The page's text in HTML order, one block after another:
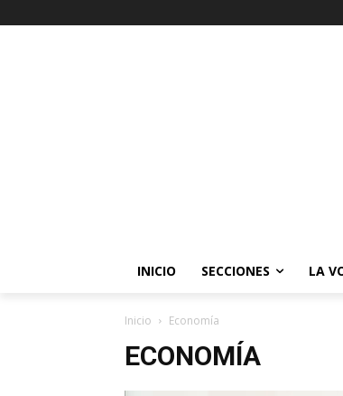
INICIO SECCIONES LA
Inicio Economía
ECONOMÍA